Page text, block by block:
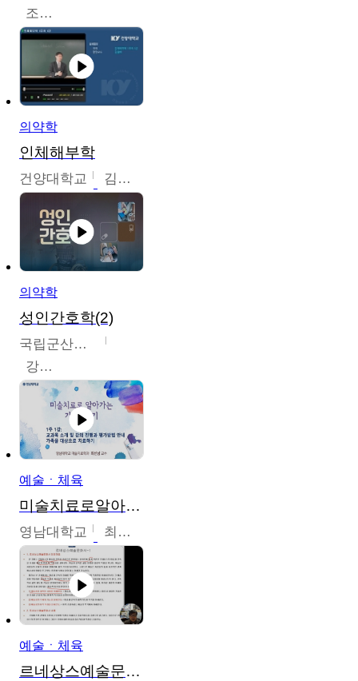
조효선
의약학
인체해부학
건양대학교 김철태
의약학
성인간호학(2)
국립군산대학교
강경아
예술ㆍ체육
미술치료로알아가는가족이야기
영남대학교 최선남
예술ㆍ체육
르네상스예술문화사